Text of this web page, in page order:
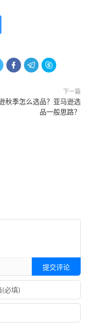
  
下一篇
秋季怎么选品？亚马逊选
品一般思路？
提交评论